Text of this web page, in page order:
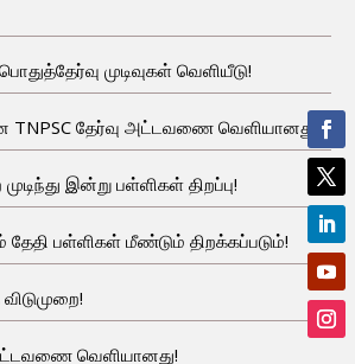
முடிவுகள் வெளியீடு!
தேர்வு அட்டவணை வெளியானது!
இன்று பள்ளிகள் திறப்பு!
தேதி பள்ளிகள் மீண்டும் திறக்கப்படும்!
வெளியானது!